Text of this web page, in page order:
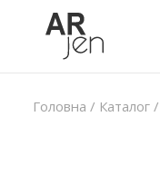
Головна / Каталог /